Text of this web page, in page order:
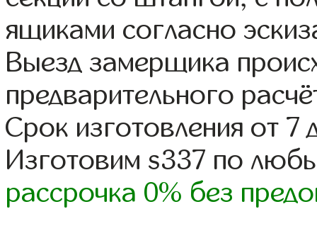
ящиками согласно
Выезд замерщика
предварительного
Срок изготовления от 7
Изготовим s337 по
рассрочка 0% без